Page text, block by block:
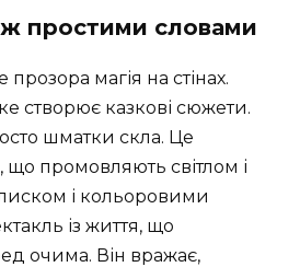
простими словами
магія на стінах.
створює казкові сюжети.
шматки скла. Це
промовляють світлом і
і кольоровими
із життя, що
очима. Він вражає,